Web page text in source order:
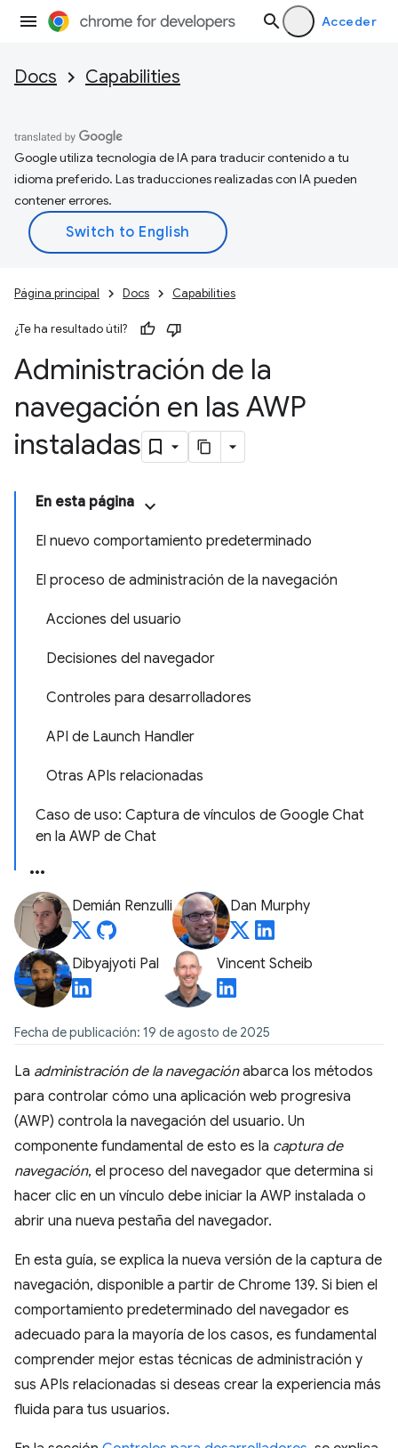
Acceder
Docs Capabilities
Google utiliza tecnología de IA para traducir contenido a tu
idioma preferido. Las traducciones realizadas con IA pueden
contener errores.
Página principal Docs Capabilities
¿Te ha resultado útil?
Administración de la
navegación en las AWP
instaladas
En esta página
El nuevo comportamiento predeterminado
El proceso de administración de la navegación
Acciones del usuario
Decisiones del navegador
Controles para desarrolladores
API de Launch Handler
Otras APIs relacionadas
Caso de uso: Captura de vínculos de Google Chat
en la AWP de Chat
Demián Renzulli Dan Murphy
Dibyajyoti Pal Vincent Scheib
Fecha de publicación: 19 de agosto de 2025
La administración de la navegaciónabarca los métodos
para controlar cómo una aplicación web progresiva
(AWP) controla la navegación del usuario. Un
componente fundamental de esto es la captura de
navegación, el proceso del navegador que determina si
hacer clic en un vínculo debe iniciar la AWP instalada o
abrir una nueva pestaña del navegador.
En esta guía, se explica la nueva versión de la captura de
navegación, disponible a partir de Chrome 139. Si bien el
comportamiento predeterminado del navegador es
adecuado para la mayoría de los casos, es fundamental
comprender mejor estas técnicas de administración y
sus APIs relacionadas si deseas crear la experiencia más
fluida para tus usuarios.